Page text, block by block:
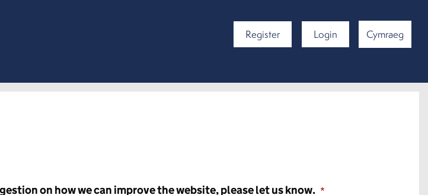
Register Login Cymraeg